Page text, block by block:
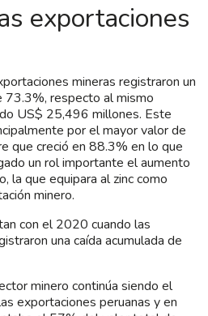
exportaciones
mineras registraron un
73.3%, respecto al mismo
US$ 25,496 millones. Este
por el mayor valor de
que creció en 88.3% en lo que
un rol importante el aumento
la que equipara al zinc como
minero.
con el 2020 cuando las
una caída acumulada de
minero continúa siendo el
exportaciones peruanas y en